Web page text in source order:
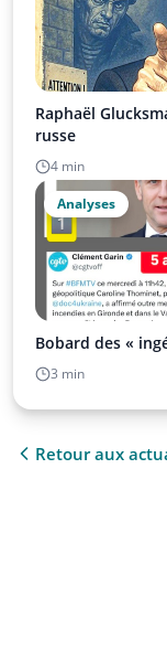
Raphaël
russe
4 min
Analyses
Bobard des «
3 min
Retour aux